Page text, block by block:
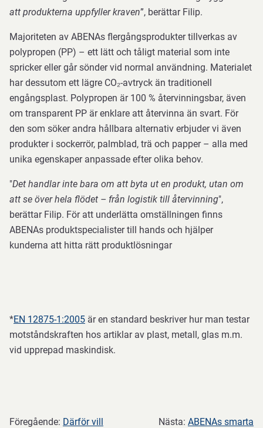
att produkterna uppfyller kraven”, berättar Filip.
Majoriteten av ABENAs flergångsprodukter tillverkas av
polypropen (PP) – ett lätt och tåligt material som inte
spricker eller går sönder vid normal användning. Materialet
har dessutom ett lägre CO₂-avtryck än traditionell
engångsplast. Polypropen är 100 % återvinningsbar, även
om transparent PP är enklare att återvinna än svart. För
den som söker andra hållbara alternativ erbjuder vi även
produkter i sockerrör, palmblad, trä och papper – alla med
unika egenskaper anpassade efter olika behov.
"Det handlar inte bara om att byta ut en produkt, utan om
att se över hela flödet – från logistik till återvinning",
berättar Filip. För att underlätta omställningen finns
ABENAs produktspecialister till hands och hjälper
kunderna att hitta rätt produktlösningar
*EN 12875-1:2005 är en standard beskriver hur man testar
motståndskraften hos artiklar av plast, metall, glas m.m.
vid upprepad maskindisk.
Föregående: Därför vill
Nästa: ABENAs smarta